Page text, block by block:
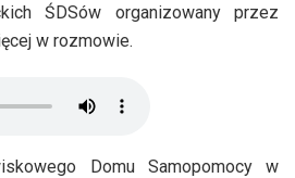
ŚDSów organizowany przez
w rozmowie.
Domu Samopomocy w